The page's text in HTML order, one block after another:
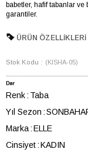
babetler, hafif tabanlar ve
garantiler.
ÜRÜN ÖZELLIKLERI
Stok Kodu (KISHA-05)
Renk Taba
Yıl Sezon
Marka ELLE
Cinsiyet KADIN